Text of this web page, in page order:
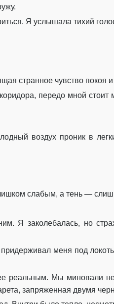
Я услышала тихий
странное чувство покоя и
передо мной стоит
воздух проник в
слабым, а тень —
Я заколебалась, но
меня под
реальным. Мы миновали
запряженная двумя